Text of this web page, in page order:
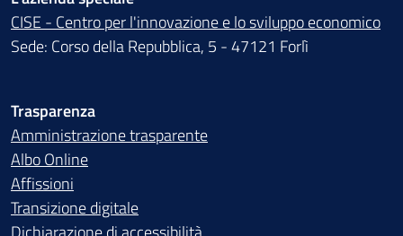
CISE - Centro per l'innovazione e lo sviluppo economico
Sede: Corso della Repubblica, 5 - 47121 Forlì
Trasparenza
Amministrazione trasparente
Albo Online
Affissioni
Transizione digitale